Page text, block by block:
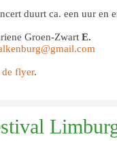
duurt ca. een uur en
Groen-Zwart E.
flyer.